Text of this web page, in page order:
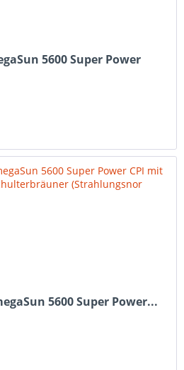
5600 Super Power
5600 Super Power...